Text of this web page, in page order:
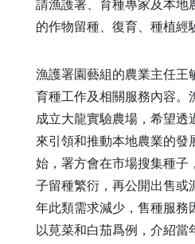
請漁護署、育種專家及本地
的作物留種、復育、種植經
漁護署園藝組的農業主任王
育種工作及相關服務內容。
成立大龍實驗農場，希望透
來引領和推動本地農業的發
始，署方會在市場搜集種子
子留種繁衍，再公開出售或
年此類需求減少，售種服務
以莧菜和白茄爲例，介紹當